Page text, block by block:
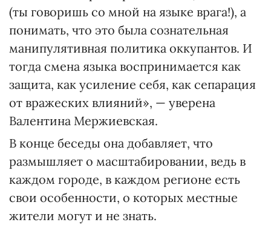
(ты говоришь со мной на языке врага!), а
понимать, что это была сознательная
манипулятивная политика оккупантов. И
тогда смена языка воспринимается как
защита, как усиление себя, как сепарация
от вражеских влияний», — уверена
Валентина Мержиевская.
В конце беседы она добавляет, что
размышляет о масштабировании, ведь в
каждом городе, в каждом регионе есть
свои особенности, о которых местные
жители могут и не знать.